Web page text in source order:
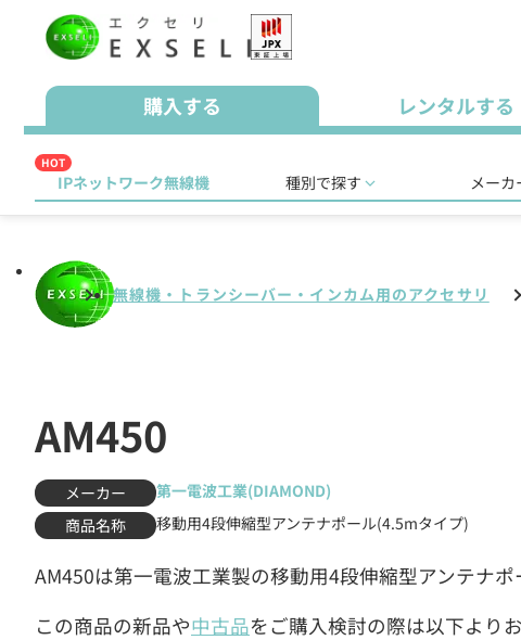
購入する レンタルする
HOT
IPネットワーク無線機 種別で探す メーカ
無線機・トランシーバー・インカム用のアクセサリ
AM450
メーカー
第一電波工業(DIAMOND)
商品名称
移動用4段伸縮型アンテナポール(4.5mタイプ)
AM450は第一電波工業製の移動用4段伸縮型アンテナポ
この商品の新品や中古品をご購入検討の際は以下より